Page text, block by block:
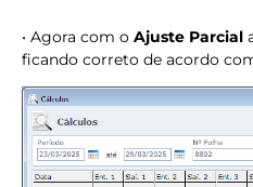
• Agora com o Ajuste Parcial
ficando correto de acordo